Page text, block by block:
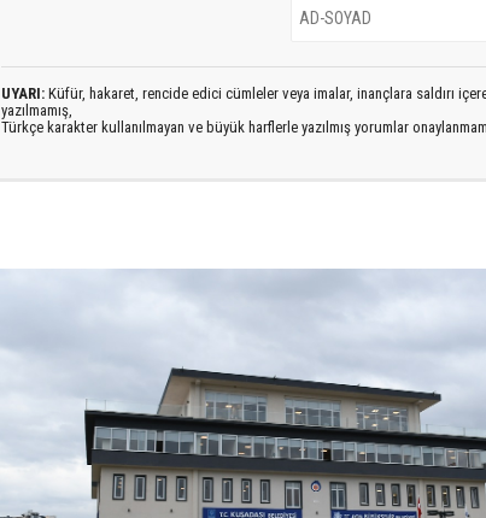
UYARI: Küfür, hakaret, rencide edici cümleler veya imalar, inançlara saldırı
yazılmamış,
Türkçe karakter kullanılmayan ve büyük harflerle yazılmış yorumlar